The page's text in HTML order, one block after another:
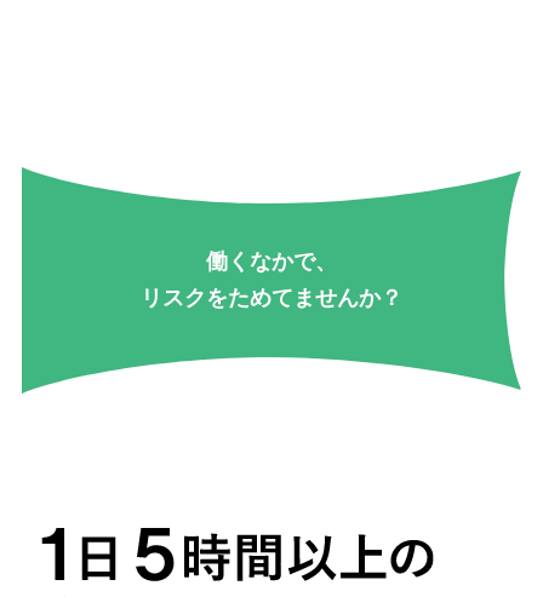
働くなかで、
リスクをためてませんか？